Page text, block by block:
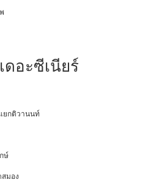
ดอะซีเนียร์
ยกติวานนท์
ษ์
มอง